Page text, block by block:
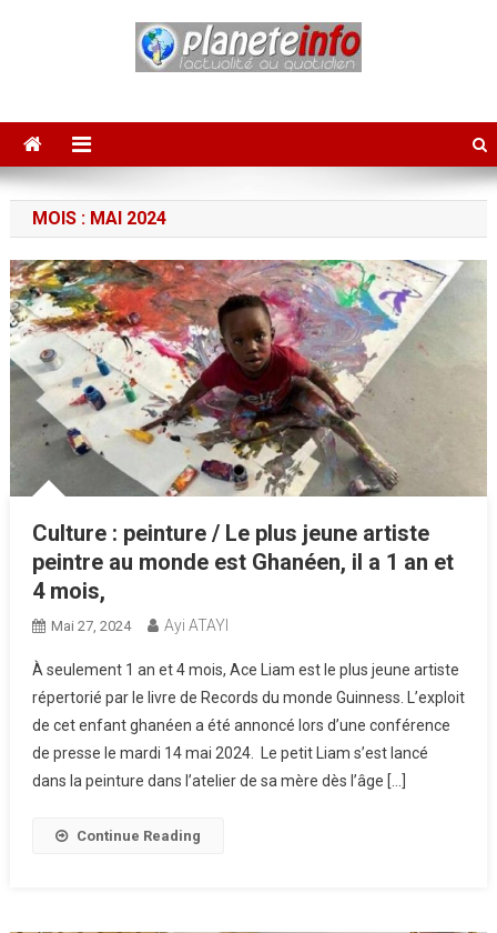
MOIS : MAI 2024
Culture : peinture / Le plus jeune artiste
peintre au monde est Ghanéen, il a 1 an et
4 mois,
Mai 27, 2024 Ayi ATAYI
À seulement 1 an et 4 mois, Ace Liam est le plus jeune artiste
répertorié par le livre de Records du monde Guinness. L’exploit
de cet enfant ghanéen a été annoncé lors d’une conférence
de presse le mardi 14 mai 2024. Le petit Liam s’est lancé
dans la peinture dans l’atelier de sa mère dès l’âge […]
Continue Reading